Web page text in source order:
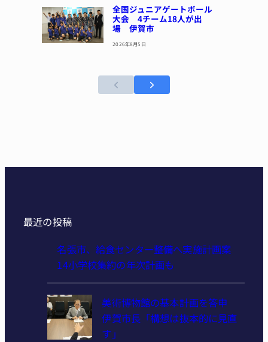
全国ジュニアゲートボール
大会 4チーム18人が出
場 伊賀市
2026年8月5日
最近の投稿
名張市、給食センター整備へ実施計画案
14小学校集約の年次計画も
美術博物館の基本計画を答申
伊賀市長「構想は抜本的に見直
す」